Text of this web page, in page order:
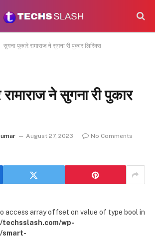
सुगना पुकारे रामाराज ने सुगना री पुकार लिरिक्स
ने सुगना री पुकार
August 27, 2023
No Comments
access array offset on value of type bool in
techsslash.com/wp-
smart-